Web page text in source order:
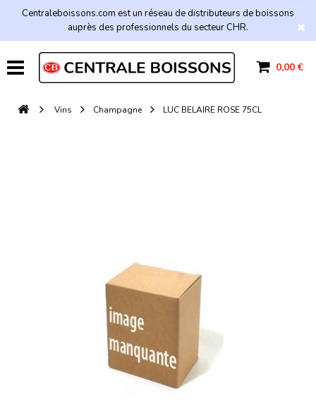
Centraleboissons.com est un réseau de distributeurs de boissons
auprès des professionnels du secteur CHR.
0,00 €
Vins Champagne LUC BELAIRE ROSE 75CL